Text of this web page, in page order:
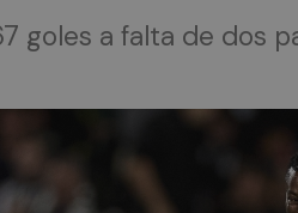
goles a falta de dos